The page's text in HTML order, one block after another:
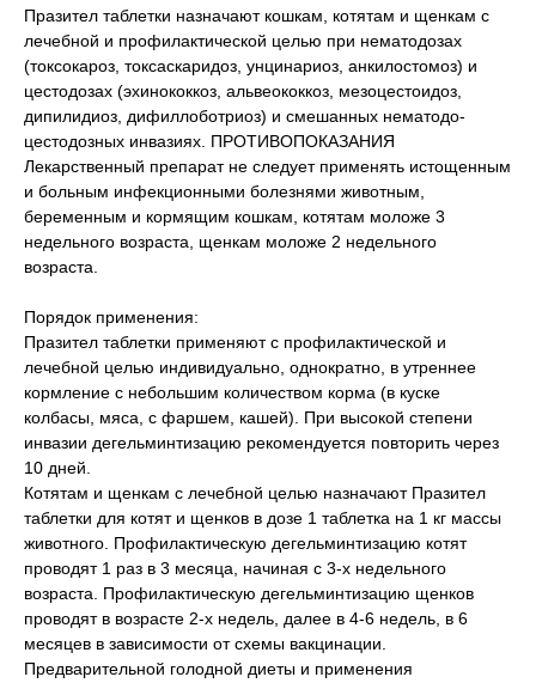
Празител таблетки назначают кошкам, котятам и щенкам с
лечебной и профилактической целью при нематодозах
(токсокароз, токсаскаридоз, унцинариоз, анкилостомоз) и
цестодозах (эхинококкоз, альвеококкоз, мезоцестоидоз,
дипилидиоз, дифиллоботриоз) и смешанных нематодо-
цестодозных инвазиях. ПРОТИВОПОКАЗАНИЯ
Лекарственный препарат не следует применять истощенным
и больным инфекционными болезнями животным,
беременным и кормящим кошкам, котятам моложе 3
недельного возраста, щенкам моложе 2 недельного
возраста.
Порядок применения:
Празител таблетки применяют с профилактической и
лечебной целью индивидуально, однократно, в утреннее
кормление с небольшим количеством корма (в куске
колбасы, мяса, с фаршем, кашей). При высокой степени
инвазии дегельминтизацию рекомендуется повторить через
10 дней.
Котятам и щенкам с лечебной целью назначают Празител
таблетки для котят и щенков в дозе 1 таблетка на 1 кг массы
животного. Профилактическую дегельминтизацию котят
проводят 1 раз в 3 месяца, начиная с 3-х недельного
возраста. Профилактическую дегельминтизацию щенков
проводят в возрасте 2-х недель, далее в 4-6 недель, в 6
месяцев в зависимости от схемы вакцинации.
Предварительной голодной диеты и применения